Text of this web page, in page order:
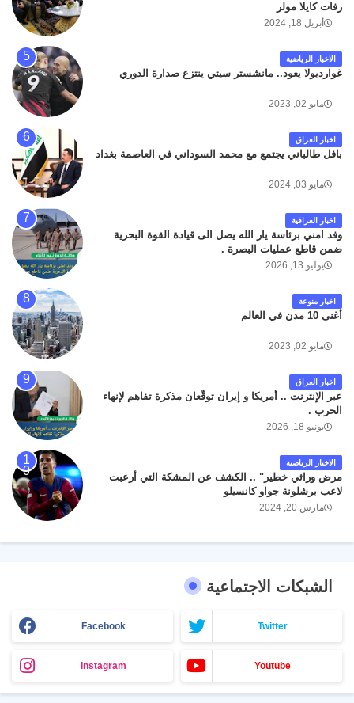
رفات كايلا مولر
أبريل 18, 2024
الاخبار الرياضية
غوارديولا يعود.. مانشستر سيتي ينتزع صدارة الدوري
مايو 02, 2023
اخبار العراق
بافل طالباني يجتمع مع محمد السوداني في العاصمة بغداد
مايو 03, 2024
اخبار العراقية
وفد امني برئاسة يار الله يصل الى قيادة القوة البحرية
ضمن قاطع عمليات البصرة .
يوليو 13, 2026
اخبار منوعة
أغنى 10 مدن في العالم
مايو 02, 2023
اخبار العراق
عبر الإنترنت .. أمريكا و إيران توقّعان مذكرة تفاهم لإنهاء
الحرب .
يونيو 18, 2026
الاخبار الرياضية
مرض وراثي خطير" .. الكشف عن المشكة التي أرعبت
لاعب برشلونة جواو كانسيلو
مارس 20, 2024
الشبكات الاجتماعية
Facebook Twitter
Instagram Youtube